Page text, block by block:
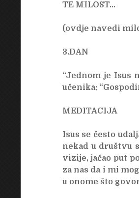
TE MILOST…
(ovdje navedi
3.DAN
“Jednom je Isus
učenika:
MEDITACIJA
Isus se često
nekad u društvu
vizije, jačao put
za nas da i mi
u onome što